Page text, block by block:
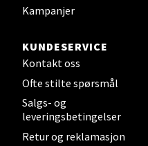
Kampanjer
KUNDESERVICE
Kontakt oss
Ofte stilte spørsmål
Salgs- og
leveringsbetingelser
Retur og reklamasjon
Sortland -
Strangata 26, 8400
Åpent i dag 10-19
0 i butikk